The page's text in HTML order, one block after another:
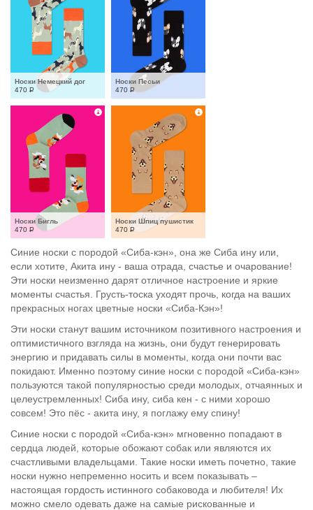
Носки Немецкий дог
470 Р
Носки Песьи
470 Р
Носки Бигль
470 Р
Носки Шпиц пушистик
470 Р
Синие носки с породой «Сиба-кэн», она же Сиба ину или,
если хотите, Акита ину - ваша отрада, счастье и очарование!
Эти носки неизменно дарят отличное настроение и яркие
моменты счастья. Грусть-тоска уходят прочь, когда на ваших
прекрасных ногах цветные носки «Сиба-Кэн»!
Эти носки станут вашим источником позитивного настроения и
оптимистичного взгляда на жизнь, они будут генерировать
энергию и придавать силы в моменты, когда они почти вас
покидают. Именно поэтому синие носки с породой «Сиба-кэн»
пользуются такой популярностью среди молодых, отчаянных и
целеустремленных! Сиба ину, сиба кен - с ними хорошо
совсем! Это пёс - акита ину, я поглажу ему спину!
Синие носки с породой «Сиба-кэн» мгновенно попадают в
сердца людей, которые обожают собак или являются их
счастливыми владельцами. Такие носки иметь почетно, такие
носки нужно непременно носить и всем показывать –
настоящая гордость истинного собаковода и любителя! Их
можно смело одевать даже на самые рискованные и